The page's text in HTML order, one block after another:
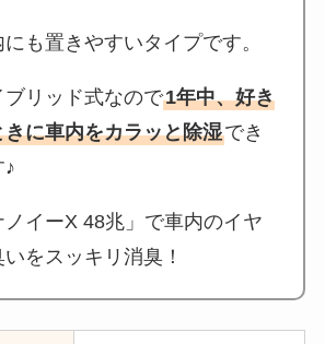
にも置きやすいタイプです。
ブリッド式なので1年中、好き
きに車内をカラッと除湿でき
♪
ノイーX 48兆」で車内のイヤ
いをスッキリ消臭！